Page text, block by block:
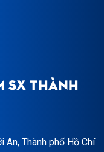
SX THÀNH
An, Thành phố Hồ Chí